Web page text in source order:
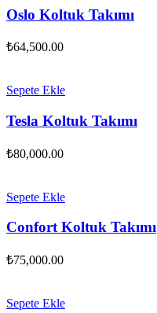
Oslo Koltuk Takımı
₺64,500.00
Sepete Ekle
Tesla Koltuk Takımı
₺80,000.00
Sepete Ekle
Confort Koltuk Takımı
₺75,000.00
Sepete Ekle